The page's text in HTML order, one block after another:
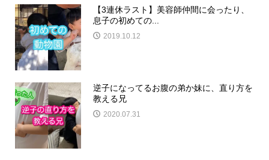
【3連休ラスト】美容師仲間に会ったり、
息子の初めての...
2019.10.12
逆子になってるお腹の弟か妹に、直り方を
教える兄
2020.07.31